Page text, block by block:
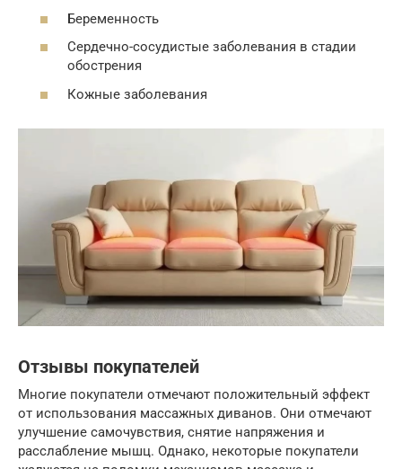
Беременность
Сердечно-сосудистые заболевания в стадии
обострения
Кожные заболевания
Отзывы покупателей
Многие покупатели отмечают положительный эффект
от использования массажных диванов. Они отмечают
улучшение самочувствия, снятие напряжения и
расслабление мышц. Однако, некоторые покупатели